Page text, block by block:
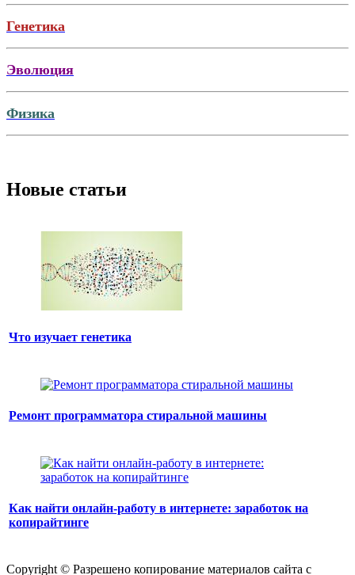
Генетика
Эволюция
Физика
Новые статьи
Что изучает генетика
Ремонт программатора стиральной машины
Как найти онлайн-работу в интернете: заработок на
копирайтинге
Copyright © Разрешено копирование материалов сайта с